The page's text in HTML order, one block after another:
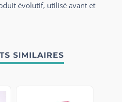
évolutif, utilisé avant et
SIMILAIRES